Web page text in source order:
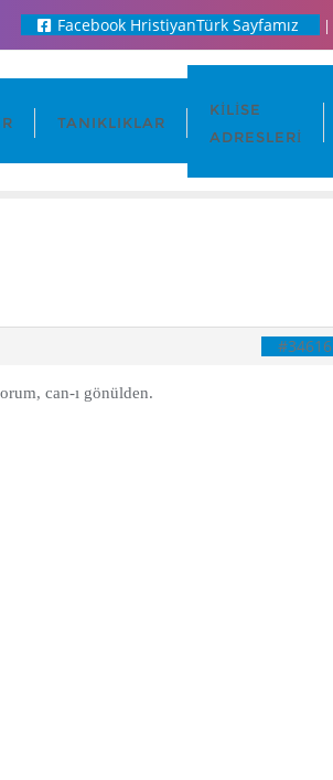
Facebook HristiyanTürk Sayfamız
TANIKLIKLAR
KILISE
ADRESLERI
#34616
can-ı gönülden.